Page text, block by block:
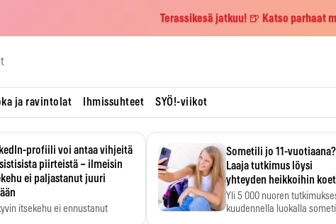
Terassikesä jatkuu! 🍺 Katso parhaat
ja ravintolat Ihmissuhteet SYÖ!-viikot
profiili voi antaa vihjeitä
piirteistä – ilmeisin
ei paljastanut juuri
itsekehu ei ennustanut
Sometili jo 11-vuotiaana?
Laaja tutkimus löysi
yhteyden heikkoihin
Yli 5 000 nuoren
kuudennella luokalla